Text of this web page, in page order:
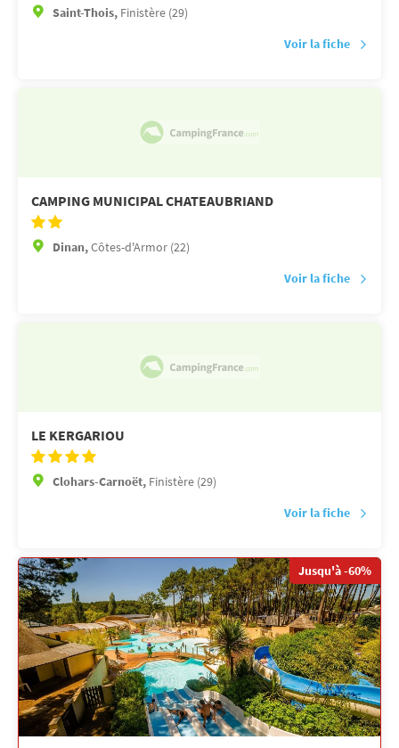
Saint-Thois, Finistère (29)
Voir la fiche
CAMPING MUNICIPAL CHATEAUBRIAND
Dinan,Côtes-d'Armor (22)
Voir la fiche
LE KERGARIOU
Clohars-Carnoët, Finistère (29)
Voir la fiche
Jusqu'à -60%